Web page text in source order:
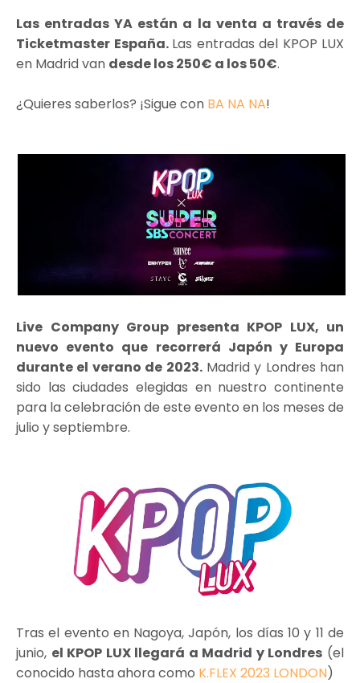
Las entradas YA están a la venta a través de
Ticketmaster España. Las entradas del KPOP LUX
en Madrid van desde los 250€ a los 50€.
¿Quieres saberlos? ¡Sigue con BA NA NA!
Live Company Group presenta KPOP LUX, un
nuevo evento que recorrerá Japón y Europa
durante el verano de 2023.Madrid y Londres han
sido las ciudades elegidas en nuestro continente
para la celebración de este evento en los meses de
julio y septiembre.
Tras el evento en Nagoya, Japón, los días 10 y 11 de
junio, el KPOP LUX llegará a Madrid y Londres (el
conocido hasta ahora como K.FLEX 2023 LONDON)